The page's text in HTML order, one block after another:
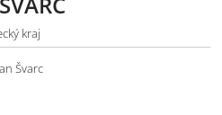
kraj
Švarc